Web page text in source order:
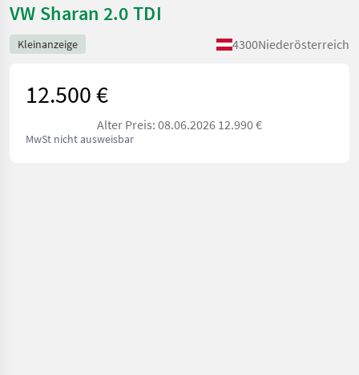
VW Sharan 2.0 TDI
Kleinanzeige 4300Niederösterreich
12.500 €
Alter Preis: 08.06.2026 12.990 €
MwSt nicht ausweisbar